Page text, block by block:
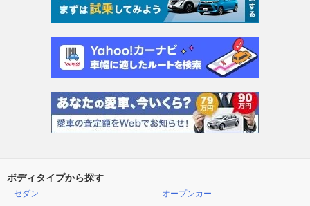
ボディタイプから探す
セダン
オープンカー